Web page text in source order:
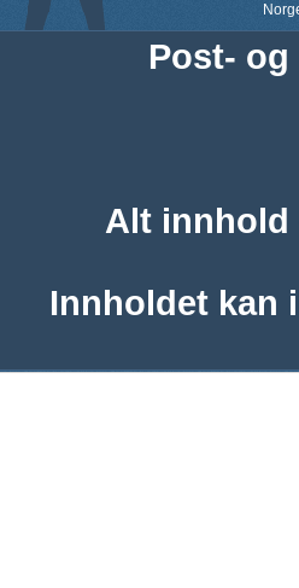
Post-
Alt innhold
Innholdet kan